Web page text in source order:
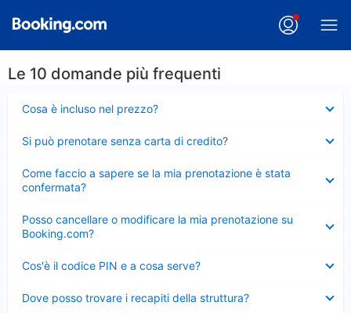
Le 10 domande più frequenti
Cosa è incluso nel prezzo?
chiuso
Si può prenotare senza carta di credito?
chiuso
Come faccio a sapere se la mia prenotazione è stata
confermata?
chiuso
Posso cancellare o modificare la mia prenotazione su
Booking.com?
chiuso
Cos'è il codice PIN e a cosa serve?
chiuso
Dove posso trovare i recapiti della struttura?
chiuso